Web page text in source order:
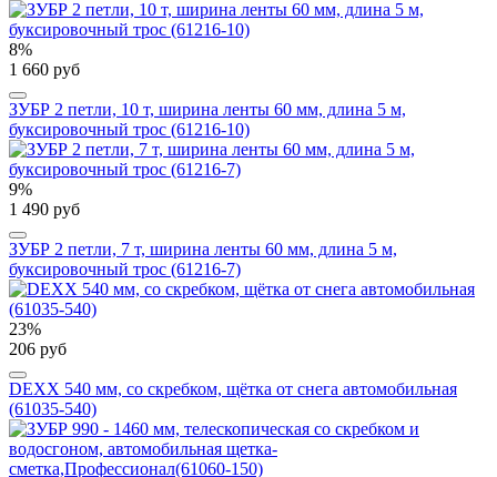
8%
1 660 руб
ЗУБР 2 петли, 10 т, ширина ленты 60 мм, длина 5 м,
буксировочный трос (61216-10)
9%
1 490 руб
ЗУБР 2 петли, 7 т, ширина ленты 60 мм, длина 5 м,
буксировочный трос (61216-7)
23%
206 руб
DEXX 540 мм, со скребком, щётка от снега автомобильная
(61035-540)